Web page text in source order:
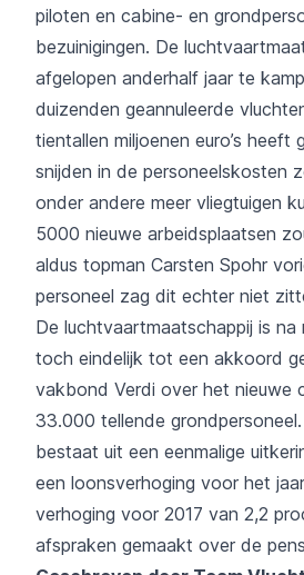
piloten en cabine- en
bezuinigingen. De
afgelopen anderhalf jaar te
duizenden geannuleerde
tientallen miljoenen euro’s heeft
snijden in de personeelskosten
onder andere meer vliegtuigen
5000 nieuwe arbeidsplaatsen
aldus topman Carsten Spohr
personeel zag dit echter niet
De luchtvaartmaatschappij is na
toch eindelijk tot een akkoord
vakbond Verdi over het nieuwe
33.000 tellende
bestaat uit een eenmalige
een loonsverhoging voor het
verhoging voor 2017 van 2,2
afspraken gemaakt over de